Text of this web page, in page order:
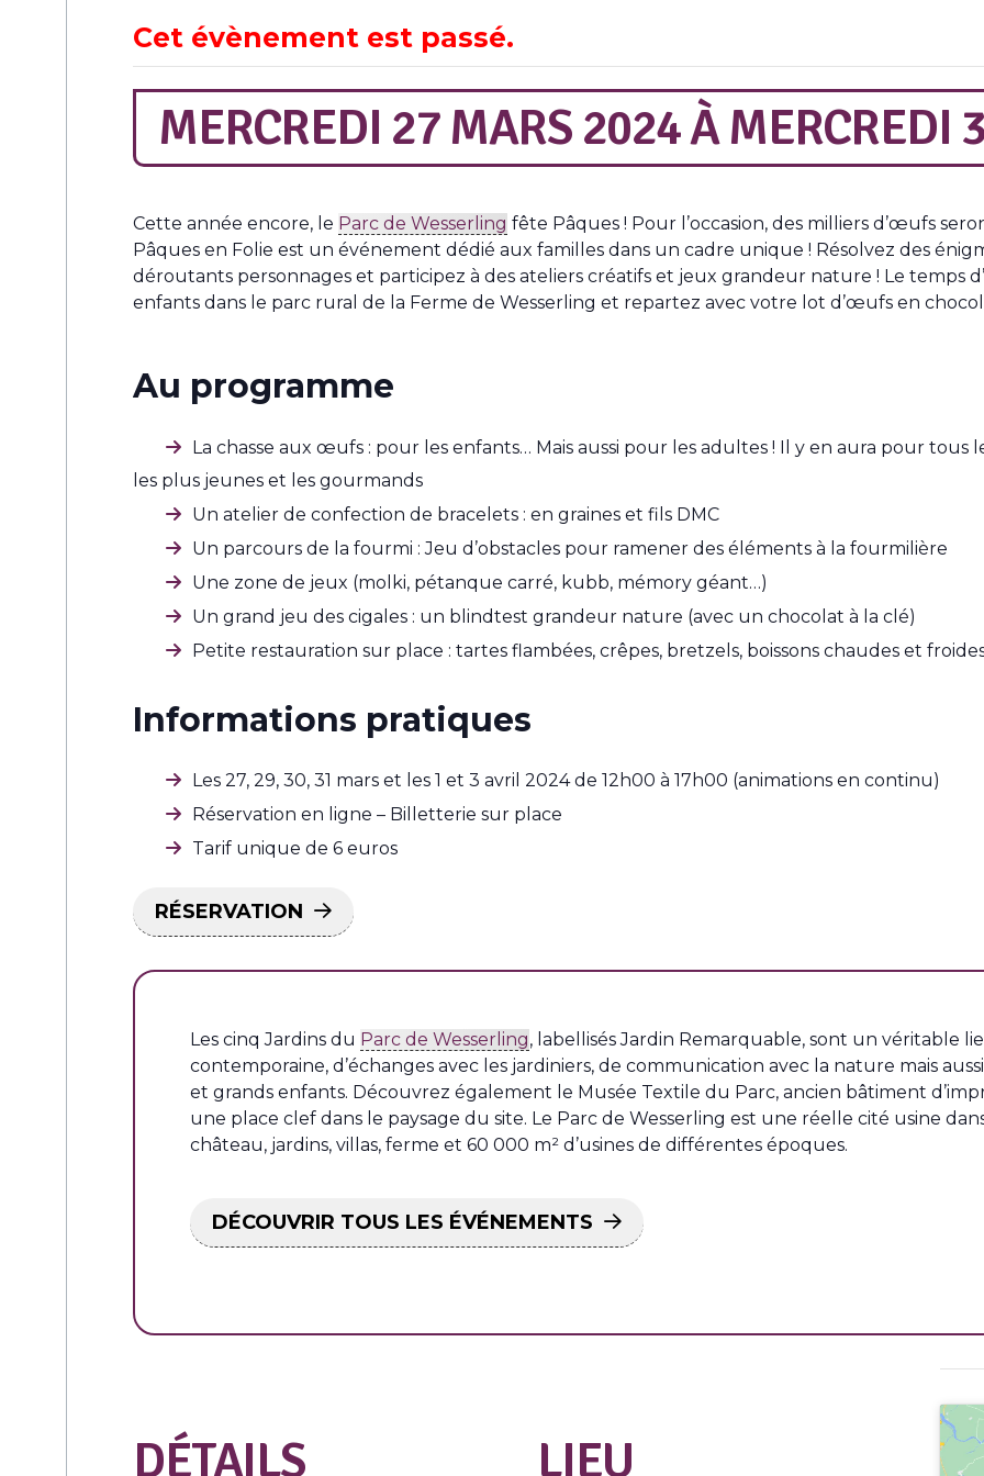
Cet évènement est passé.
MERCREDI 27 MARS 2024ÀMERCREDI
Cette année encore, le Parc de Wesserling fête Pâques ! Pour l’occasion, des milliers d’œufs
Pâques en Folie est un événement dédié aux familles dans un cadre unique ! Résolvez des
déroutants personnages et participez à des ateliers créatifs et jeux grandeur nature ! Le temps
enfants dans le parc rural de la Ferme de Wesserling et repartez avec votre lot d’œufs en
Au programme
La chasse aux œufs : pour les enfants… Mais aussi pour les adultes ! Il y en aura pour tous
les plus jeunes et les gourmands
Un atelier de confection de bracelets : en graines et fils DMC
Un parcours de la fourmi : Jeu d’obstacles pour ramener des éléments à la fourmilière
Une zone de jeux (molki, pétanque carré, kubb, mémory géant…)
Un grand jeu des cigales : un blindtest grandeur nature (avec un chocolat à la clé)
Petite restauration sur place : tartes flambées, crêpes, bretzels, boissons chaudes et
Informations pratiques
Les 27, 29, 30, 31 mars et les 1 et 3 avril 2024 de 12h00 à 17h00 (animations en continu)
Réservation en ligne – Billetterie sur place
Tarif unique de 6 euros
RÉSERVATION
Les cinq Jardins du Parc de Wesserling, labellisés Jardin Remarquable, sont un véritable
contemporaine, d’échanges avec les jardiniers, de communication avec la nature mais
et grands enfants. Découvrez également le Musée Textile du Parc, ancien bâtiment
une place clef dans le paysage du site. Le Parc de Wesserling est une réelle cité usine
château, jardins, villas, ferme et 60 000 m² d’usines de différentes époques.
DÉCOUVRIR TOUS LES ÉVÉNEMENTS
DÉTAILS LIEU